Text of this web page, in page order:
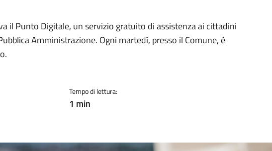
il Punto Digitale, un servizio gratuito di assistenza ai cittadini
Amministrazione. Ogni martedì, presso il Comune, è
Tempo di lettura:
1 min